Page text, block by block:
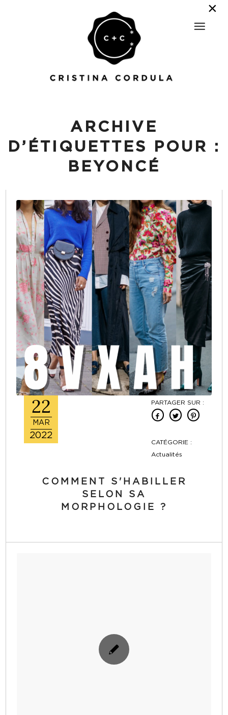
ARCHIVE
D’ÉTIQUETTES POUR :
BEYONCÉ
22
MAR
2022
PARTAGER SUR :
CATÉGORIE :
Actualités
COMMENT S'HABILLER
SELON SA
MORPHOLOGIE ?